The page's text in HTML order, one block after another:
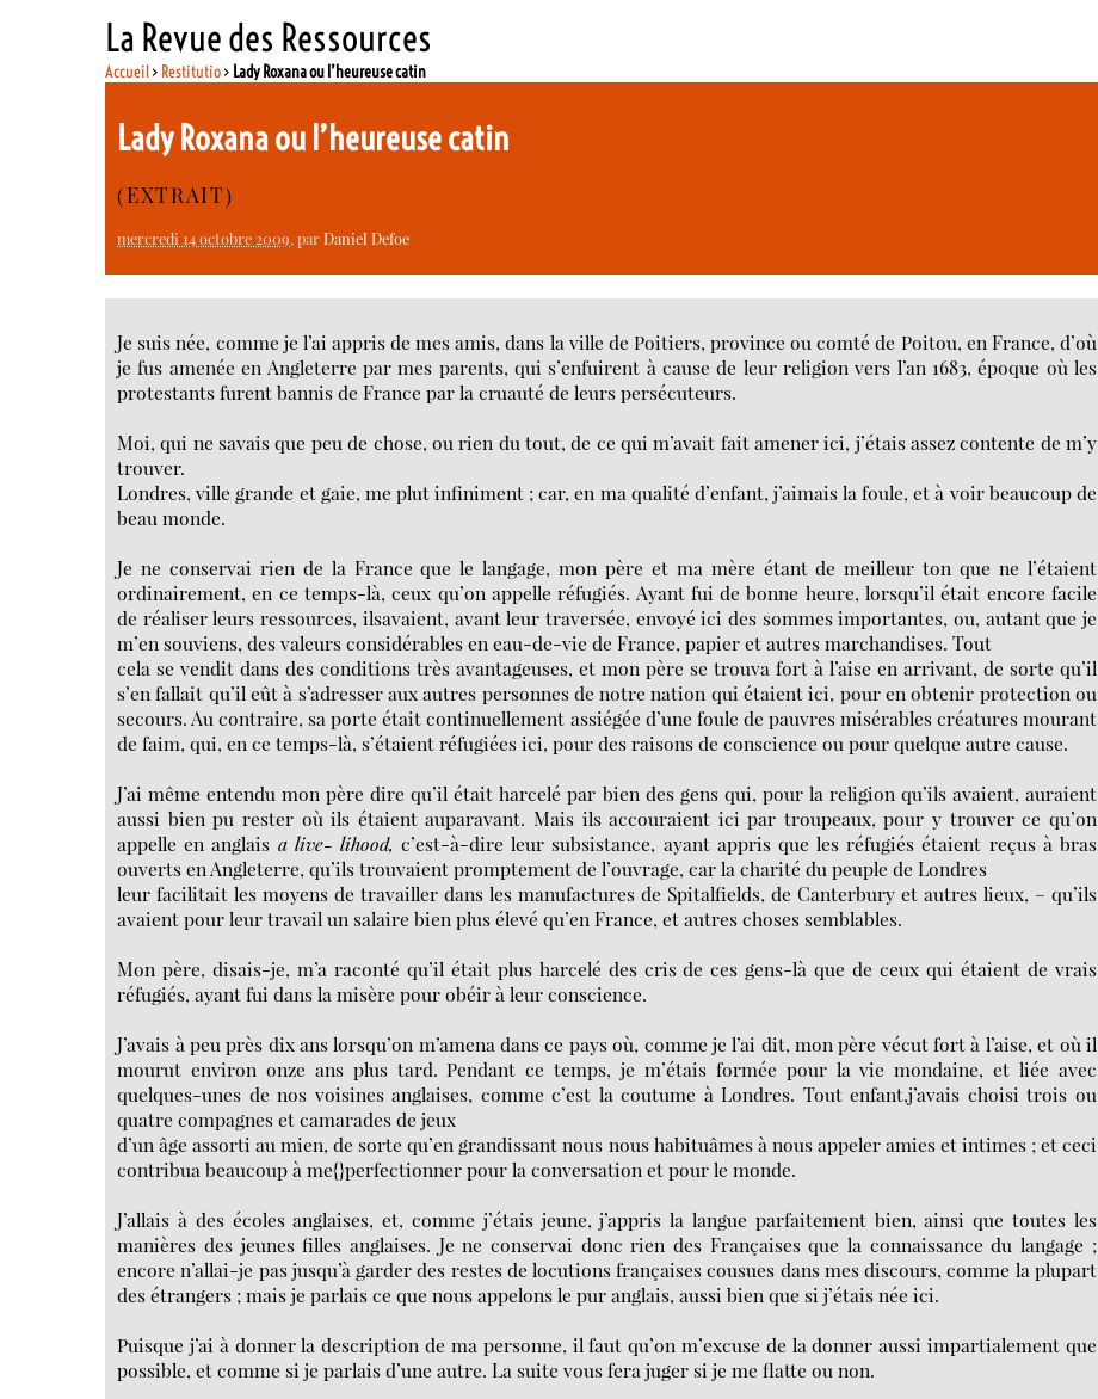
La Revue des Ressources
Accueil> Restitutio> Lady Roxana ou l’heureuse catin
Lady Roxana ou l’heureuse catin
(EXTRAIT)
mercredi 14 octobre 2009, parDaniel Defoe
Je suis née, comme je l’ai appris de mes amis, dans la ville de Poitiers, province ou comté de Poitou, en France, d’où
je fus amenée en Angleterre par mes parents, qui s’enfuirent à cause de leur religion vers l’an 1683, époque où les
protestants furent bannis de France par la cruauté de leurs persécuteurs.
Moi, qui ne savais que peu de chose, ou rien du tout, de ce qui m’avait fait amener ici, j’étais assez contente de m’y
trouver.
Londres, ville grande et gaie, me plut infiniment ; car, en ma qualité d’enfant, j’aimais la foule, et à voir beaucoup de
beau monde.
Je ne conservai rien de la France que le langage, mon père et ma mère étant de meilleur ton que ne l’étaient
ordinairement, en ce temps-là, ceux qu’on appelle réfugiés. Ayant fui de bonne heure, lorsqu’il était encore facile
de réaliser leurs ressources, ilsavaient, avant leur traversée, envoyé ici des sommes importantes, ou, autant que je
m’en souviens, des valeurs considérables en eau-de-vie de France, papier et autres marchandises. Tout
cela se vendit dans des conditions très avantageuses, et mon père se trouva fort à l’aise en arrivant, de sorte qu’il
s’en fallait qu’il eût à s’adresser aux autres personnes de notre nation qui étaient ici, pour en obtenir protection ou
secours. Au contraire, sa porte était continuellement assiégée d’une foule de pauvres misérables créatures mourant
de faim, qui, en ce temps-là, s’étaient réfugiées ici, pour des raisons de conscience ou pour quelque autre cause.
J’ai même entendu mon père dire qu’il était harcelé par bien des gens qui, pour la religion qu’ils avaient, auraient
aussi bien pu rester où ils étaient auparavant. Mais ils accouraient ici par troupeaux, pour y trouver ce qu’on
appelle en anglais a live- lihood,c’est-à-dire leur subsistance, ayant appris que les réfugiés étaient reçus à bras
ouverts en Angleterre, qu’ils trouvaient promptement de l’ouvrage, car la charité du peuple de Londres
leur facilitait les moyens de travailler dans les manufactures de Spitalfields, de Canterbury et autres lieux, – qu’ils
avaient pour leur travail un salaire bien plus élevé qu’en France, et autres choses semblables.
Mon père, disais-je, m’a raconté qu’il était plus harcelé des cris de ces gens-là que de ceux qui étaient de vrais
réfugiés, ayant fui dans la misère pour obéir à leur conscience.
J’avais à peu près dix ans lorsqu’on m’amena dans ce pays où, comme je l’ai dit, mon père vécut fort à l’aise, et où il
mourut environ onze ans plus tard. Pendant ce temps, je m’étais formée pour la vie mondaine, et liée avec
quelques-unes de nos voisines anglaises, comme c’est la coutume à Londres. Tout enfant,j’avais choisi trois ou
quatre compagnes et camarades de jeux
d’un âge assorti au mien, de sorte qu’en grandissant nous nous habituâmes à nous appeler amies et intimes ; et ceci
contribua beaucoup à me{}perfectionner pour la conversation et pour le monde.
J’allais à des écoles anglaises, et, comme j’étais jeune, j’appris la langue parfaitement bien, ainsi que toutes les
manières des jeunes filles anglaises. Je ne conservai donc rien des Françaises que la connaissance du langage ;
encore n’allai-je pas jusqu’à garder des restes de locutions françaises cousues dans mes discours, comme la plupart
des étrangers ; mais je parlais ce que nous appelons le pur anglais, aussi bien que si j’étais née ici.
Puisque j’ai à donner la description de ma personne, il faut qu’on m’excuse de la donner aussi impartialement que
possible, et comme si je parlais d’une autre. La suite vous fera juger si je me flatte ou non.